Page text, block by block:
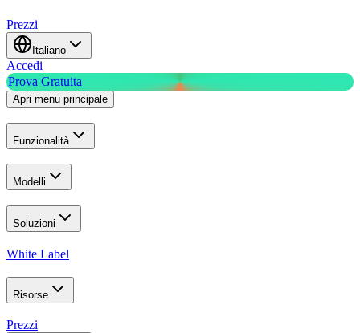
Prezzi
Italiano
Accedi
Prova Gratuita
Apri menu principale
Funzionalità
Modelli
Soluzioni
White Label
Risorse
Prezzi